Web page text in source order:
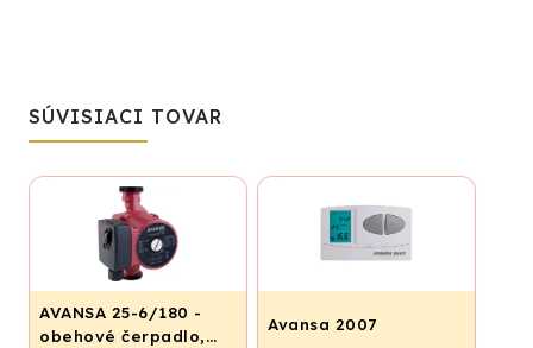
SÚVISIACI TOVAR
AVANSA 25-6/180 -
obehové čerpadlo,
Avansa 2007